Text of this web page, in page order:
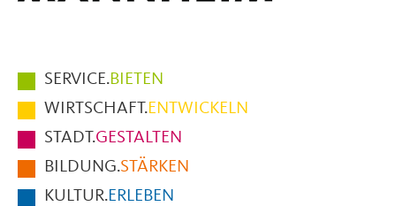
Hauptmenüpunkte
im
Fußbereich
der
Seite
SERVICE.BIETEN
WIRTSCHAFT.ENTWICKELN
STADT.GESTALTEN
BILDUNG.STÄRKEN
KULTUR.ERLEBEN